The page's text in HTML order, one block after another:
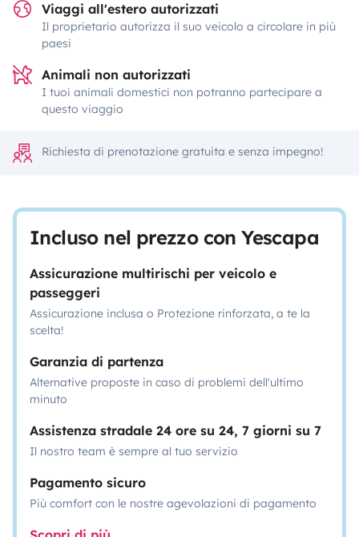
Viaggi all'estero autorizzati
Il proprietario autorizza il suo veicolo a circolare in più
paesi
Animali non autorizzati
I tuoi animali domestici non potranno partecipare a
questo viaggio
Richiesta di prenotazione gratuita e senza impegno!
Incluso nel prezzo con Yescapa
Assicurazione multirischi per veicolo e
passeggeri
Assicurazione inclusa o Protezione rinforzata, a te la
scelta!
Garanzia di partenza
Alternative proposte in caso di problemi dell'ultimo
minuto
Assistenza stradale 24 ore su 24, 7 giorni su 7
Il nostro team è sempre al tuo servizio
Pagamento sicuro
Più comfort con le nostre agevolazioni di pagamento